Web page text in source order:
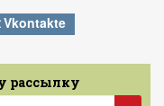
Vkontakte
рассылку